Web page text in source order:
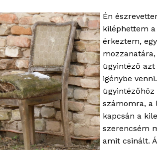
Én
kiléphettem a
érkeztem,
ügyintéző
igénybe
számomra, a
kapcsán a
szerencsém
amit csinált.